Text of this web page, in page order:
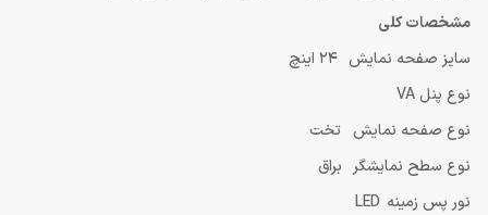
مشخصات کلی
سایز صفحه نمایش 24 اینچ
نوع پنل VA
نوع صفحه نمایش تخت
نوع سطح نمایشگر براق
نور پس زمینه LED